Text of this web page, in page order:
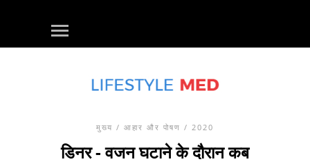
मुख्य / आहार और पोषण / 2020
डिनर - वजन घटाने के दौरान कब